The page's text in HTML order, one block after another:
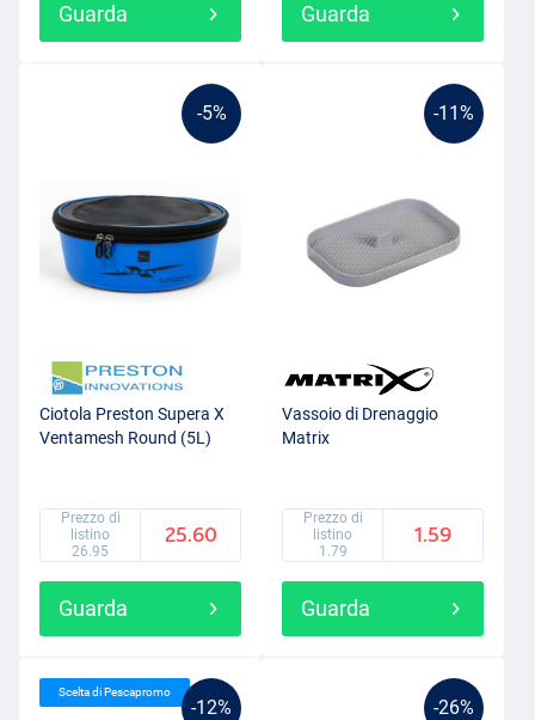
Guarda Guarda
-5%
Ciotola Preston Supera X
Ventamesh Round (5L)
Prezzo di
listino
26.95
25.60
Guarda
-11%
Vassoio di Drenaggio
Matrix
Prezzo di
listino
1.79
1.59
Guarda
-12%
Scelta di Pescapromo
-26%